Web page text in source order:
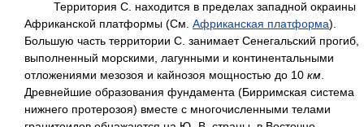
Территория С. находится в пределах западной окраины
Африканской платформы (См. Африканская платформа).
Большую часть территории С. занимает Сенегальский прогиб,
выполненный морскими, лагунными и континентальными
отложениями мезозоя и кайнозоя мощностью до 10 км.
Древнейшие образования фундамента (Бирримская система
нижнего протерозоя) вместе с многочисленными телами